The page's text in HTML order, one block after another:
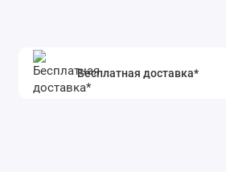
Бесплатная доставка*